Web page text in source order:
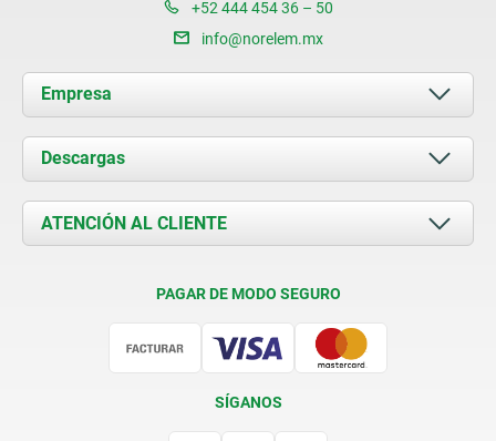
+52 444 454 36 – 50
info@norelem.mx
Empresa
Acerca de nosotros
Novedades
Contacto
Descargas
Documents
ATENCIÓN AL CLIENTE
PAGAR DE MODO SEGURO
SÍGANOS